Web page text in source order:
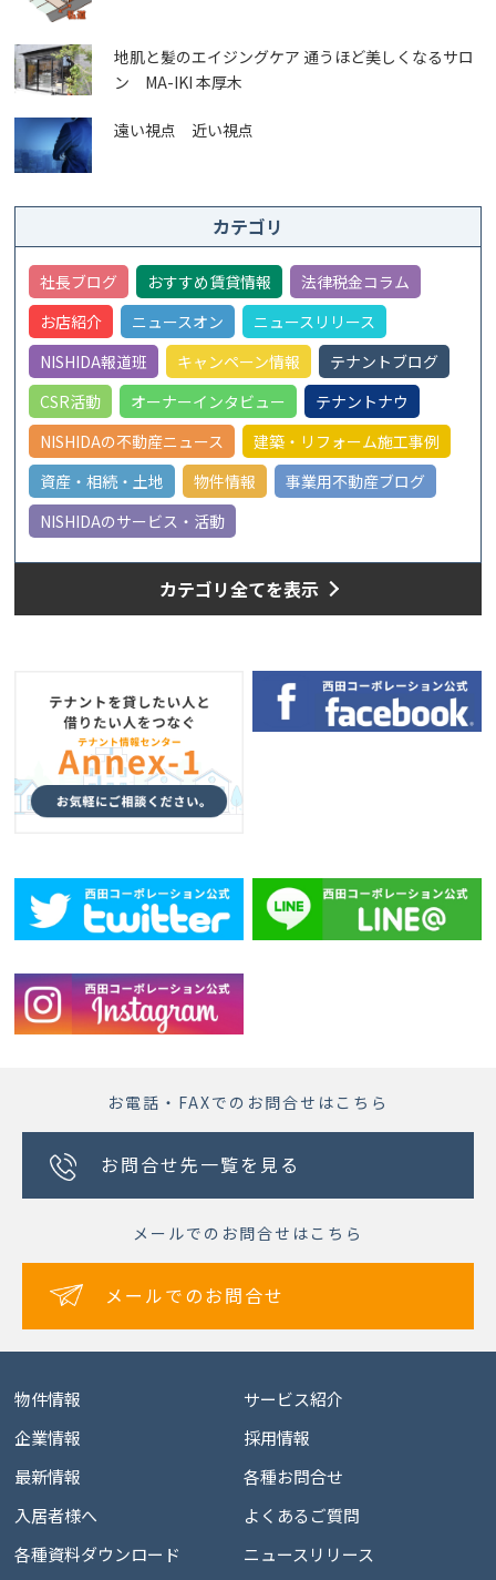
地肌と髪のエイジングケア 通うほど美しくなるサロ
ン MA-IKI 本厚木
遠い視点 近い視点
カテゴリ
社長ブログ おすすめ賃貸情報
法律税金コラム
お店紹介
ニュースオン
ニュースリリース
NISHIDA報道班
キャンペーン情報
テナントブログ
CSR活動
オーナーインタビュー
テナントナウ
NISHIDAの不動産ニュース
建築・リフォーム施工事例
資産・相続・土地
物件情報
事業用不動産ブログ
NISHIDAのサービス・活動
カテゴリ全てを表示
お電話・FAXでのお問合せはこちら
お問合せ先一覧を見る
メールでのお問合せはこちら
メールでのお問合せ
物件情報
サービス紹介
企業情報
採用情報
最新情報
各種お問合せ
入居者様へ
よくあるご質問
各種資料ダウンロード
ニュースリリース